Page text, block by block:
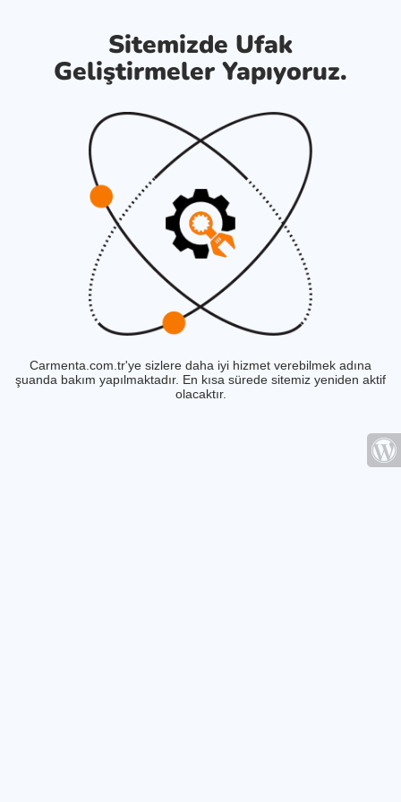
Sitemizde Ufak
Geliştirmeler Yapıyoruz.
Carmenta.com.tr'ye sizlere daha iyi hizmet verebilmek adına
şuanda bakım yapılmaktadır. En kısa sürede sitemiz yeniden aktif
olacaktır.